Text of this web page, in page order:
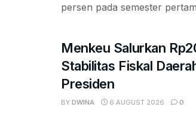
persen pada semester
Menkeu Salurkan
Stabilitas Fiskal
Presiden
BY DWINA 6 AUGUST 2026 0